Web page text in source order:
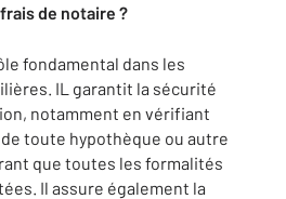
de notaire ?
fondamental dans les
IL garantit la sécurité
notamment en vérifiant
toute hypothèque ou autre
que toutes les formalités
Il assure également la